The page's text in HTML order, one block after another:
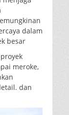
dalam
besar
meroke,
dan